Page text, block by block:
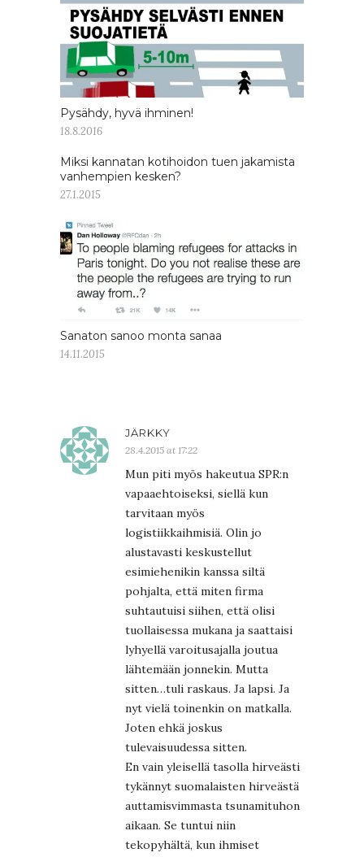
Pysähdy, hyvä ihminen!
18.8.2016
Miksi kannatan kotihoidon tuen jakamista
vanhempien kesken?
27.1.2015
Sanaton sanoo monta sanaa
14.11.2015
JÄRKKY
28.4.2015 at 17:22
Mun piti myös hakeutua SPR:n
vapaaehtoiseksi, siellä kun
tarvitaan myös
logistiikkaihmisiä. Olin jo
alustavasti keskustellut
esimiehenikin kanssa siltä
pohjalta, että miten firma
suhtautuisi siihen, että olisi
tuollaisessa mukana ja saattaisi
lyhyellä varoitusajalla joutua
lähtemään jonnekin. Mutta
sitten…tuli raskaus. Ja lapsi. Ja
nyt vielä toinenkin on matkalla.
Joten ehkä joskus
tulevaisuudessa sitten.
En vain yleisellä tasolla hirveästi
tykännyt suomalaisten hirveästä
auttamisvimmasta tsunamituhon
aikaan. Se tuntui niin
tekopyhältä, kun ihmiset